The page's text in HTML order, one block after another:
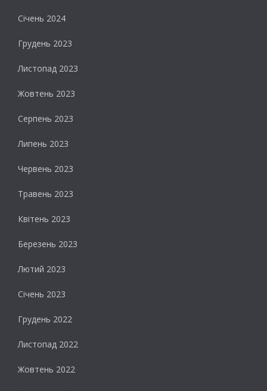
Січень 2024
Грудень 2023
Листопад 2023
Жовтень 2023
Серпень 2023
Липень 2023
Червень 2023
Травень 2023
Квітень 2023
Березень 2023
Лютий 2023
Січень 2023
Грудень 2022
Листопад 2022
Жовтень 2022